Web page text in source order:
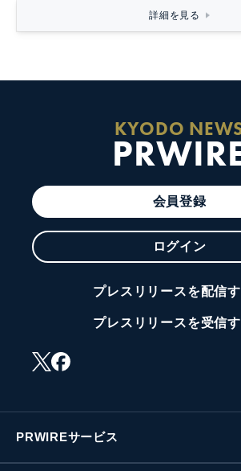
詳細を見る
KYODO
会員登録
ログイン
プレスリリースを配信
プレスリリースを受信
PRWIREサービス